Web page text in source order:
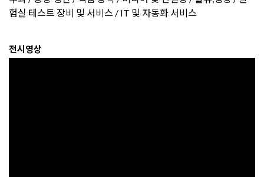
험실 테스트 장비 및 서비스 / IT 및 자동화 서비스
전시영상